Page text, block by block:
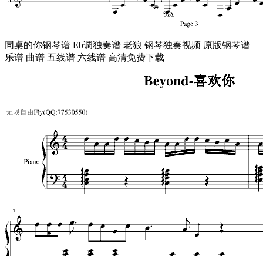
同桌的你钢琴谱 Eb调独奏谱 老狼 钢琴独奏视频 原版钢琴谱
乐谱 曲谱 五线谱 六线谱 高清免费下载